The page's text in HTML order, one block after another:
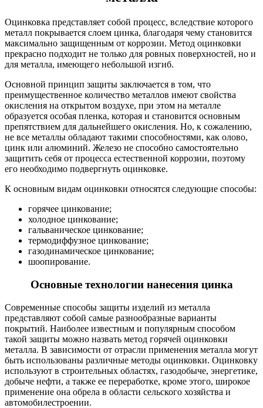
Оцинковка представляет собой процесс, вследствие которого
металл покрывается слоем цинка, благодаря чему становится
максимально защищенным от коррозии. Метод оцинковки
прекрасно подходит не только для ровных поверхностей, но и
для металла, имеющего небольшой изгиб.
Основной принцип защиты заключается в том, что
преимущественное количество металлов имеют свойства
окисления на открытом воздухе, при этом на металле
образуется особая пленка, которая и становится основным
препятствием для дальнейшего окисления. Но, к сожалению,
не все металлы обладают такими способностями, как олово,
цинк или алюминий. Железо не способно самостоятельно
защитить себя от процесса естественной коррозии, поэтому
его необходимо подвергнуть оцинковке.
К основным видам оцинковки относятся следующие способы:
горячее цинкование;
холодное цинкование;
гальваническое цинкование;
термодиффузное цинкование;
газодинамическое цинкование;
шоопирование.
Основные технологии нанесения цинка
Современные способы защиты изделий из металла
представляют собой самые разнообразные варианты
покрытий. Наиболее известным и популярным способом
такой защиты можно назвать метод горячей оцинковки
металла. В зависимости от отрасли применения металла могут
быть использованы различные методы оцинковки. Оцинковку
используют в строительных областях, газодобыче, энергетике,
добыче нефти, а также ее переработке, кроме этого, широкое
применение она обрела в области сельского хозяйства и
автомобилестроении.